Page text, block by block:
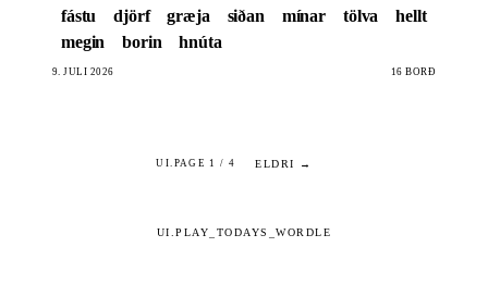
fástu
djörf græja siðan mínar tölva
hellt
megin
borin hnúta
9. JÚLÍ 2026 16 BORÐ
UI.PAGE 1 / 4 ELDRI →
UI.PLAY_TODAYS_WORDLE